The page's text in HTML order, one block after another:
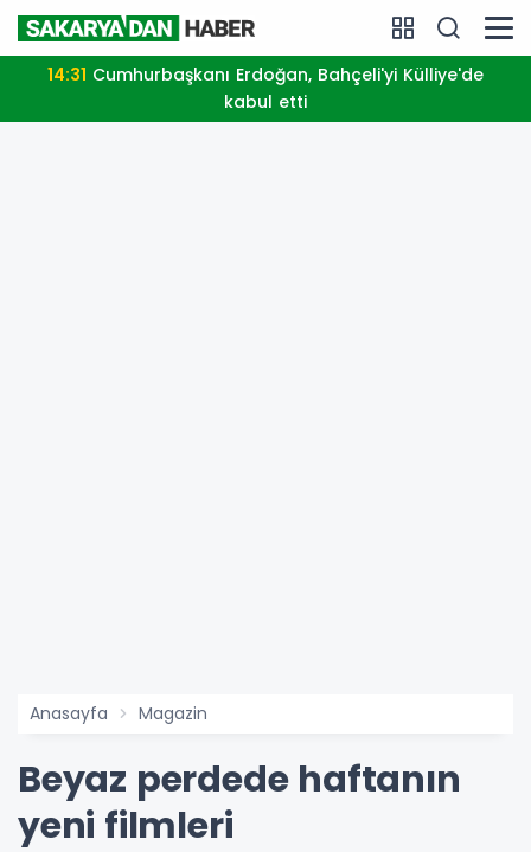
14:31
kabul etti
Anasayfa Magazin
Beyaz perdede haftanın
yeni filmleri